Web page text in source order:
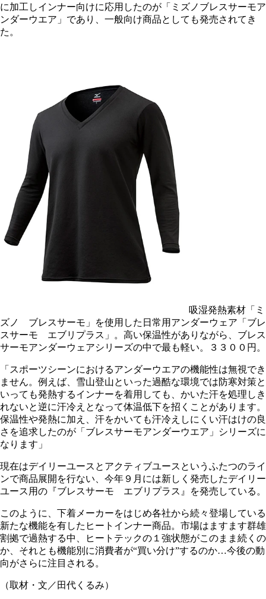
に加工しインナー向けに応用したのが「ミズノブレスサーモア
ンダーウエア」であり、一般向け商品としても発売されてき
た。
吸湿発熱素材「ミ
ズノ ブレスサーモ」を使用した日常用アンダーウェア「ブレ
スサーモ エブリプラス」。高い保温性がありながら、ブレス
サーモアンダーウェアシリーズの中で最も軽い。３３００円。
「スポーツシーンにおけるアンダーウエアの機能性は無視でき
ません。例えば、雪山登山といった過酷な環境では防寒対策と
いっても発熱するインナーを着用しても、かいた汗を処理しき
れないと逆に汗冷えとなって体温低下を招くことがあります。
保温性や発熱に加え、汗をかいても汗冷えしにくい汗はけの良
さを追求したのが「ブレスサーモアンダーウエア」シリーズに
なります」
現在はデイリーユースとアクティブユースというふたつのライ
ンで商品展開を行ない、今年９月には新しく発売したデイリー
ユース用の『ブレスサーモ エブリプラス』を発売している。
このように、下着メーカーをはじめ各社から続々登場している
新たな機能を有したヒートインナー商品。市場はますます群雄
割拠で過熱する中、ヒートテックの１強状態がこのまま続くの
か、それとも機能別に消費者が“買い分け”するのか…今後の動
向がさらに注目される。
（取材・文／田代くるみ）